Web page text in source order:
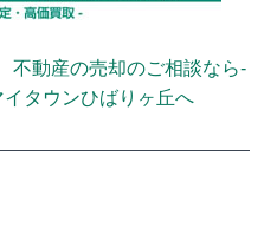
不動産の売却のご相談なら-
タウンひばりヶ丘へ